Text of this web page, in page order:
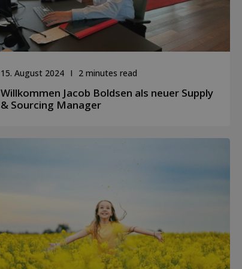
15. August 2024 2 minutes read
Willkommen Jacob Boldsen als neuer Supply
& Sourcing Manager